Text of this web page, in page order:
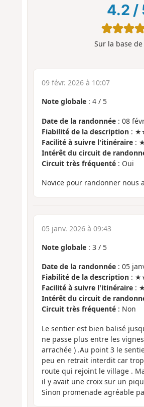
4.2 /
Sur la base de
09 févr. 2026 à 10:07
Note globale: 4/ 5
Date de la randonnée: 08
Fiabilité de la description:
Facilité à suivre l'itinéraire:
Intérêt du circuit de
Circuit très fréquenté: Oui
Novice pour randonner nous
05 janv. 2026 à 09:43
Note globale: 3/ 5
Date de la randonnée: 05
Fiabilité de la description:
Facilité à suivre l'itinéraire:
Intérêt du circuit de
Circuit très fréquenté: Non
Le sentier est bien balisé
ne passe plus entre les
arrachée ) .Au point 3 le
peu en retrait interdit car
route qui rejoint le village .
il y avait une croix sur un
Sinon promenade agréable